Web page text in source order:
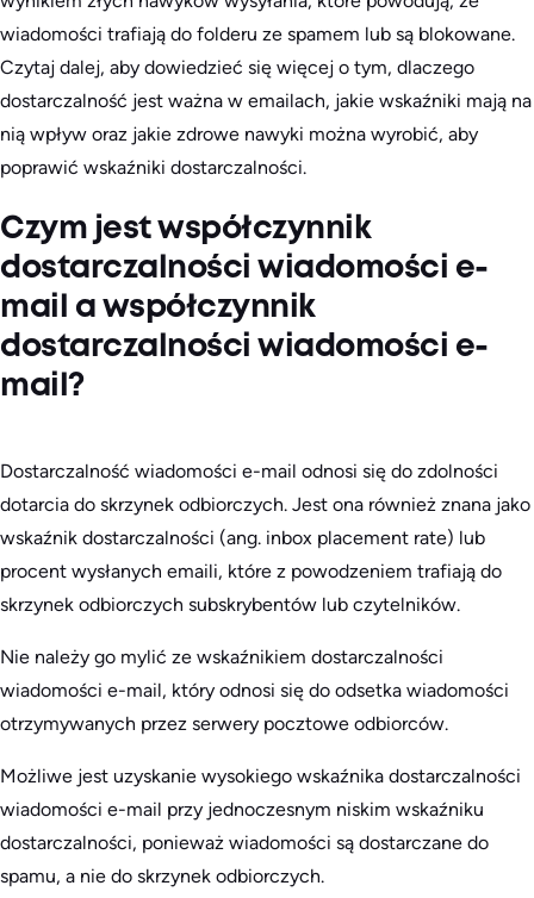
wiadomości trafiają do folderu ze spamem lub są blokowane.
Czytaj dalej, aby dowiedzieć się więcej o tym, dlaczego
dostarczalność jest ważna w emailach, jakie wskaźniki mają na
nią wpływ oraz jakie zdrowe nawyki można wyrobić, aby
poprawić wskaźniki dostarczalności.
Czym jest współczynnik
dostarczalności wiadomości e-
mail a współczynnik
dostarczalności wiadomości e-
mail?
Dostarczalność wiadomości e-mail odnosi się do zdolności
dotarcia do skrzynek odbiorczych. Jest ona również znana jako
wskaźnik dostarczalności (ang. inbox placement rate) lub
procent wysłanych emaili, które z powodzeniem trafiają do
skrzynek odbiorczych subskrybentów lub czytelników.
Nie należy go mylić ze wskaźnikiem dostarczalności
wiadomości e-mail, który odnosi się do odsetka wiadomości
otrzymywanych przez serwery pocztowe odbiorców.
Możliwe jest uzyskanie wysokiego wskaźnika dostarczalności
wiadomości e-mail przy jednoczesnym niskim wskaźniku
dostarczalności, ponieważ wiadomości są dostarczane do
spamu, a nie do skrzynek odbiorczych.